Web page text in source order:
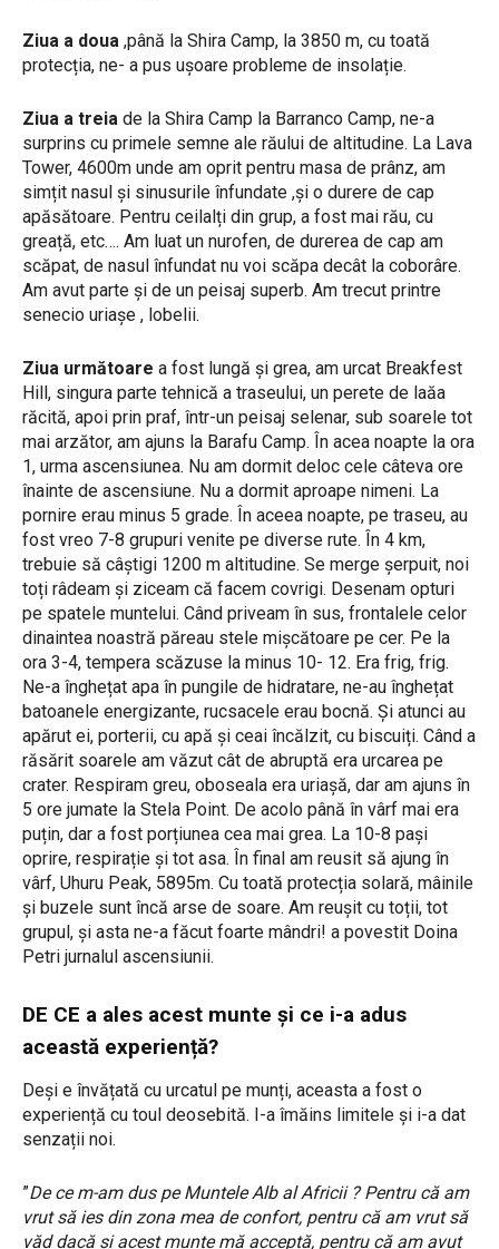
Ziua a doua ,până la Shira Camp, la 3850 m, cu toată
protecția, ne- a pus ușoare probleme de insolație.
Ziua a treia de la Shira Camp la Barranco Camp, ne-a
surprins cu primele semne ale răului de altitudine. La Lava
Tower, 4600m unde am oprit pentru masa de prânz, am
simțit nasul și sinusurile înfundate ,și o durere de cap
apăsătoare. Pentru ceilalți din grup, a fost mai rău, cu
greață, etc…. Am luat un nurofen, de durerea de cap am
scăpat, de nasul înfundat nu voi scăpa decât la coborâre.
Am avut parte și de un peisaj superb. Am trecut printre
senecio uriașe , lobelii.
Ziua următoare a fost lungă și grea, am urcat Breakfest
Hill, singura parte tehnică a traseului, un perete de laăa
răcită, apoi prin praf, într-un peisaj selenar, sub soarele tot
mai arzător, am ajuns la Barafu Camp. În acea noapte la ora
1, urma ascensiunea. Nu am dormit deloc cele câteva ore
înainte de ascensiune. Nu a dormit aproape nimeni. La
pornire erau minus 5 grade. În aceea noapte, pe traseu, au
fost vreo 7-8 grupuri venite pe diverse rute. În 4 km,
trebuie să câștigi 1200 m altitudine. Se merge șerpuit, noi
toți râdeam și ziceam că facem covrigi. Desenam opturi
pe spatele muntelui. Când priveam în sus, frontalele celor
dinaintea noastră păreau stele mișcătoare pe cer. Pe la
ora 3-4, tempera scăzuse la minus 10- 12. Era frig, frig.
Ne-a înghețat apa în pungile de hidratare, ne-au înghețat
batoanele energizante, rucsacele erau bocnă. Și atunci au
apărut ei, porterii, cu apă și ceai încălzit, cu biscuiți. Când a
răsărit soarele am văzut cât de abruptă era urcarea pe
crater. Respiram greu, oboseala era uriașă, dar am ajuns în
5 ore jumate la Stela Point. De acolo până în vârf mai era
puțin, dar a fost porțiunea cea mai grea. La 10-8 pași
oprire, respirație și tot asa. În final am reusit să ajung în
vârf, Uhuru Peak, 5895m. Cu toată protecția solară, mâinile
și buzele sunt încă arse de soare. Am reușit cu toții, tot
grupul, și asta ne-a făcut foarte mândri! a povestit Doina
Petri jurnalul ascensiunii.
DE CE a ales acest munte și ce i-a adus
această experiență?
Deși e învățată cu urcatul pe munți, aceasta a fost o
experiență cu toul deosebită. I-a îmăins limitele și i-a dat
senzații noi.
”De ce m-am dus pe Muntele Alb al Africii ? Pentru că am
vrut să ies din zona mea de confort, pentru că am vrut să
văd dacă și acest munte mă acceptă, pentru că am avut